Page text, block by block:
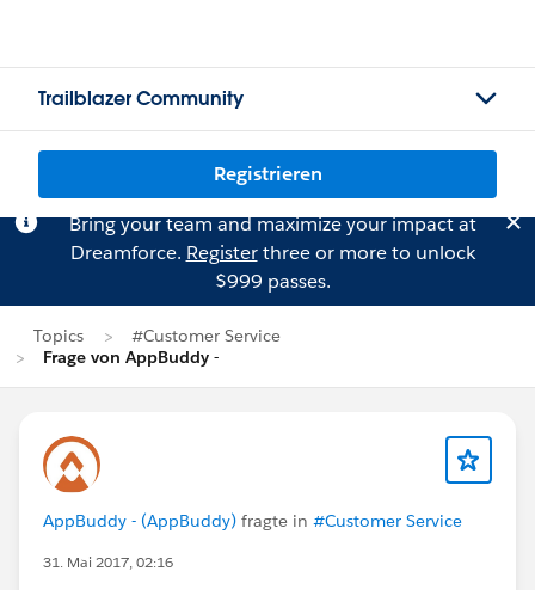
Trailblazer Community
Registrieren
Bring your team and maximize your impact at
Dreamforce. Registerthree or more to unlock
$999 passes.
Topics
#Customer Service
Frage von AppBuddy -
AppBuddy - (AppBuddy) fragte in #Customer Service
31. Mai 2017, 02:16